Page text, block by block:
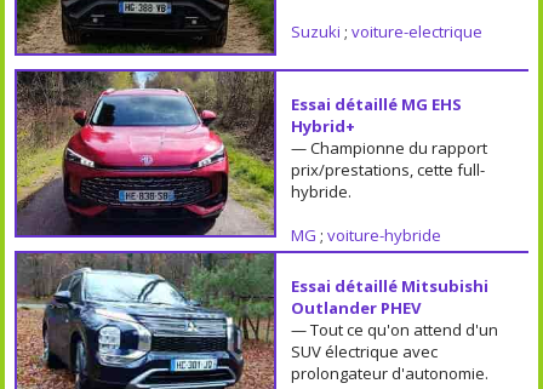
Suzuki ; voiture-electrique
Essai détaillé MG EHS
Hybrid+
— Championne du rapport
prix/prestations, cette full-
hybride.
MG ; voiture-hybride
Essai détaillé Mitsubishi
Outlander PHEV
— Tout ce qu'on attend d'un
SUV électrique avec
prolongateur d'autonomie.